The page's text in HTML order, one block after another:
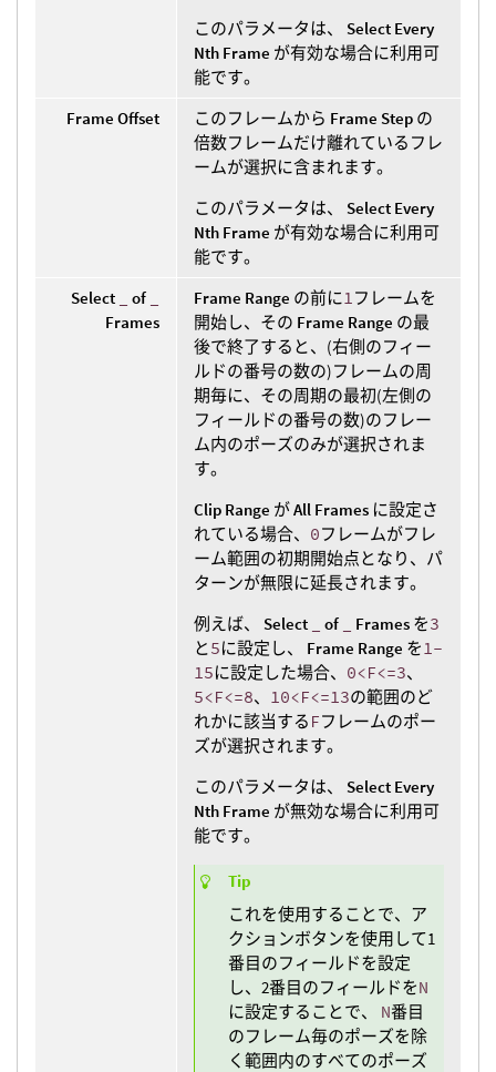
このパラメータは、 Select Every
Nth Frame が有効な場合に利用可
能です。
Frame Offset
このフレームから Frame Step の
倍数フレームだけ離れているフレ
ームが選択に含まれます。
このパラメータは、 Select Every
Nth Frame が有効な場合に利用可
能です。
Select
of
Frames
Frame Range の前に1フレームを
開始し、その Frame Range の最
後で終了すると、(右側のフィー
ルドの番号の数の)フレームの周
期毎に、その周期の最初(左側の
フィールドの番号の数)のフレー
ム内のポーズのみが選択されま
す。
Clip Range がAll Frames に設定さ
れている場合、 0フレームがフレ
ーム範囲の初期開始点となり、パ
ターンが無限に延長されます。
例えば、 Select of Frames を3
と5に設定し、 Frame Range を1-
15に設定した場合、 0<F<=3、
5<F<=8、 10<F<=13の範囲のど
れかに該当する Fフレームのポー
ズが選択されます。
このパラメータは、 Select Every
Nth Frame が無効な場合に利用可
能です。
Tip
これを使用することで、ア
クションボタンを使用して1
番目のフィールドを設定
し、2番目のフィールドをN
に設定することで、 N番目
のフレーム毎のポーズを除
く範囲内のすべてのポーズ